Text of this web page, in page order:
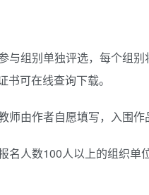
与组别单独评选，每个组
书可在线查询下载。
师由作者自愿填写，入围作
名人数100人以上的组织单